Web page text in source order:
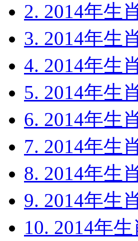
2. 2014年生
3. 2014年生
4. 2014年生
5. 2014年生
6. 2014年生
7. 2014年生
8. 2014年生
9. 2014年生
10. 2014年